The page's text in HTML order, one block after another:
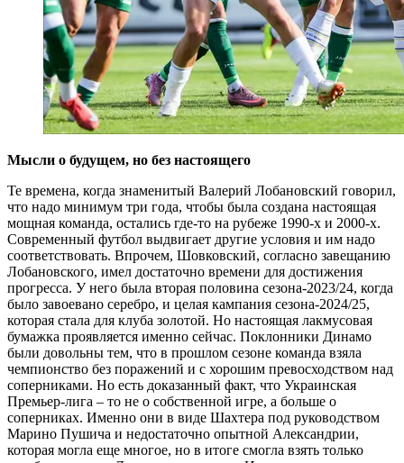
Мысли о будущем, но без настоящего
Те времена, когда знаменитый Валерий Лобановский говорил,
что надо минимум три года, чтобы была создана настоящая
мощная команда, остались где-то на рубеже 1990-х и 2000-х.
Современный футбол выдвигает другие условия и им надо
соответствовать. Впрочем, Шовковский, согласно завещанию
Лобановского, имел достаточно времени для достижения
прогресса. У него была вторая половина сезона-2023/24, когда
было завоевано серебро, и целая кампания сезона-2024/25,
которая стала для клуба золотой. Но настоящая лакмусовая
бумажка проявляется именно сейчас. Поклонники Динамо
были довольны тем, что в прошлом сезоне команда взяла
чемпионство без поражений и с хорошим превосходством над
соперниками. Но есть доказанный факт, что Украинская
Премьер-лига – то не о собственной игре, а больше о
соперниках. Именно они в виде Шахтера под руководством
Марино Пушича и недостаточно опытной Александрии,
которая могла еще многое, но в итоге смогла взять только